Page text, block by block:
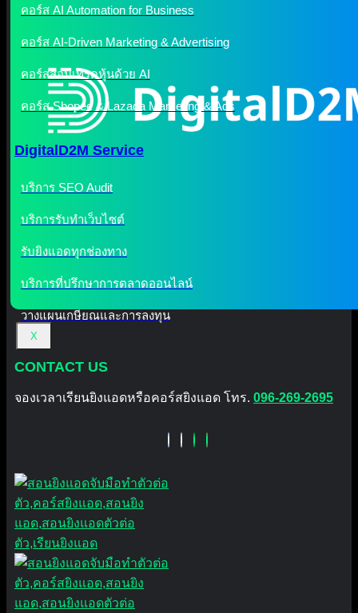
X
คอร์ส AI Automation for Business
คอร์ส AI-Driven Marketing & Advertising
คอร์สสอนเทรดหุ้นด้วย AI
คอร์ส Shopee & Lazada Marketing & Ads
DigitalD2M Service
บริการ SEO Audit
บริการรับทำเว็บไซต์
รับยิงแอดทุกช่องทาง
บริการที่ปรึกษาการตลาดออนไลน์
วางแผนเกษียณและการลงทุน
CONTACT US
จองเวลาเรียนยิงแอดหรือคอร์สยิงแอด โทร. 096-269-2695